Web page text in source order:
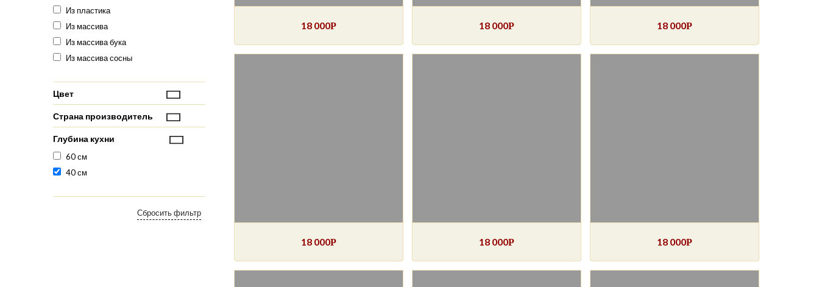
18 000Р 18 000Р 18 000Р
18 000Р 18 000Р 18 000Р
Из пластика
Из массива
Из массива бука
Из массива сосны
Цвет
Страна производитель
Глубина кухни
60 см
40 см